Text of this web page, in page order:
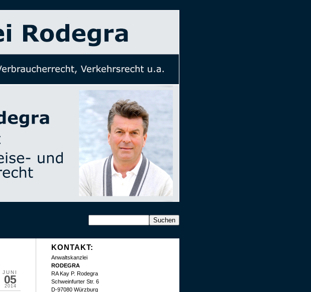
JUNI
05
2014
KONTAKT:
Anwaltskanzlei
RODEGRA
RA Kay P. Rodegra
Schweinfurter Str. 6
D-97080 Würzburg